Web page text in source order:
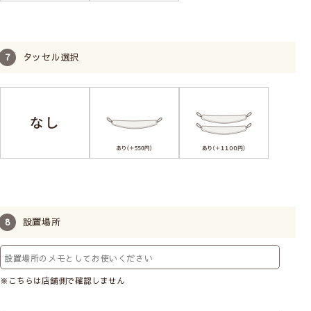
タッセル選択
設置場所
※こちらは店舗側で確認しません